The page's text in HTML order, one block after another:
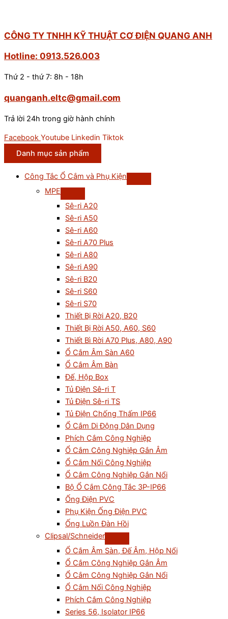
CÔNG TY TNHH KỸ THUẬT CƠ ĐIỆN QUANG ANH
Hotline: 0913.526.003
Thứ 2 - thứ 7: 8h - 18h
quanganh.eltc@gmail.com
Trả lời 24h trong giờ hành chính
Facebook Youtube Linkedin Tiktok
Danh mục sản phẩm
Công Tắc Ổ Cắm và Phụ Kiện
MPE
Sê-ri A20
Sê-ri A50
Sê-ri A60
Sê-ri A70 Plus
Sê-ri A80
Sê-ri A90
Sê-ri B20
Sê-ri S60
Sê-ri S70
Thiết Bị Rời A20, B20
Thiết Bị Rời A50, A60, S60
Thiết Bì Rời A70 Plus, A80, A90
Ổ Cắm Âm Sàn A60
Ổ Cắm Âm Bàn
Đế, Hộp Box
Tủ Điện Sê-ri T
Tủ Điện Sê-ri TS
Tủ Điện Chống Thấm IP66
Ổ Cắm Di Động Dân Dụng
Phích Cắm Công Nghiệp
Ổ Cắm Công Nghiệp Gắn Âm
Ổ Cắm Nối Công Nghiệp
Ổ Cắm Công Nghiệp Gắn Nổi
Bộ Ổ Cắm Công Tắc 3P-IP66
Ống Điện PVC
Phụ Kiện Ống Điện PVC
Ống Luồn Đàn Hồi
Clipsal/Schneider
Ổ Cắm Âm Sàn, Đế Âm, Hộp Nổi
Ổ Cắm Công Nghiệp Gắn Âm
Ổ Cắm Công Nghiệp Gắn Nổi
Ổ Cắm Nối Công Nghiệp
Phích Cắm Công Nghiệp
Series 56, Isolator IP66